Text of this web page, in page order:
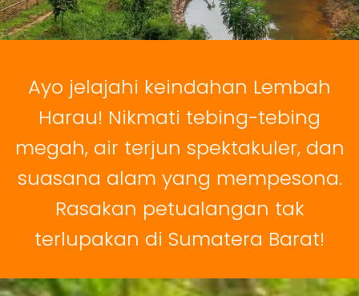
Ayo jelajahi keindahan Lembah
Harau! Nikmati tebing-tebing
megah, air terjun spektakuler, dan
suasana alam yang mempesona.
Rasakan petualangan tak
terlupakan di Sumatera Barat!